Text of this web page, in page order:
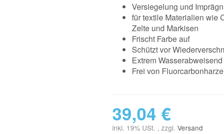
Versiegelung und
für textile Materialien wie
Zelte und Markisen
Frischt Farbe auf
Schützt vor
Extrem Wasserabweisend
Frei von
39,04 €
inkl. 19% USt. , zzgl. Versand